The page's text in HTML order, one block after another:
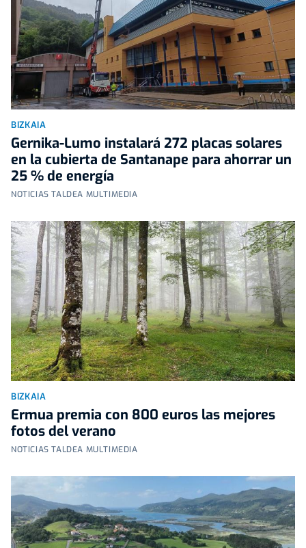
BIZKAIA
Gernika-Lumo instalará 272 placas solares
en la cubierta de Santanape para ahorrar un
25 % de energía
NOTICIAS TALDEA MULTIMEDIA
BIZKAIA
Ermua premia con 800 euros las mejores
fotos del verano
NOTICIAS TALDEA MULTIMEDIA